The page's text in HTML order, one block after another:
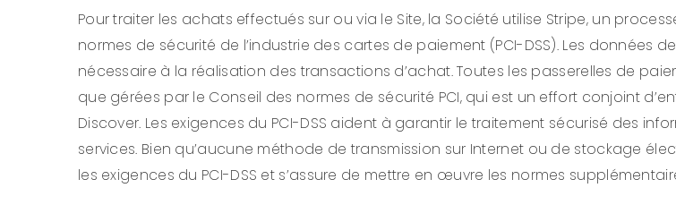
Pour traiter les achats effectués sur ou via le Site, la Société utilise Stripe, un
normes de sécurité de l’industrie des cartes de paiement (PCI-DSS). Les données
nécessaire à la réalisation des transactions d’achat. Toutes les passerelles de
que gérées par le Conseil des normes de sécurité PCI, qui est un effort conjoint
Discover. Les exigences du PCI-DSS aident à garantir le traitement sécurisé des
services. Bien qu’aucune méthode de transmission sur Internet ou de stockage
les exigences du PCI-DSS et s’assure de mettre en œuvre les normes